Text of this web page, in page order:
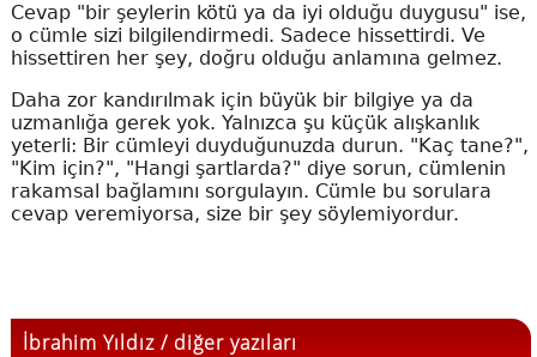
Cevap "bir şeylerin kötü ya da iyi olduğu duygusu" ise,
o cümle sizi bilgilendirmedi. Sadece hissettirdi. Ve
hissettiren her şey, doğru olduğu anlamına gelmez.
Daha zor kandırılmak için büyük bir bilgiye ya da
uzmanlığa gerek yok. Yalnızca şu küçük alışkanlık
yeterli: Bir cümleyi duyduğunuzda durun. "Kaç tane?",
"Kim için?", "Hangi şartlarda?" diye sorun, cümlenin
rakamsal bağlamını sorgulayın. Cümle bu sorulara
cevap veremiyorsa, size bir şey söylemiyordur.
İbrahim Yıldız / diğer yazıları